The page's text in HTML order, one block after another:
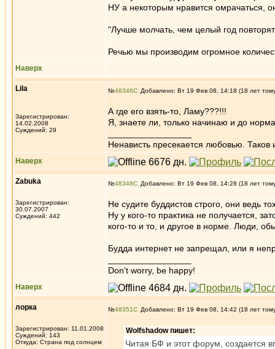
НУ а некоторым нравится омрачаться,
"Лучше молчать, чем целый год
Речью мы производим огромное
Наверх
Lila
Зарегистрирован:
14.02.2008
Суждений: 29
№48346 Добавлено: Вт 19 Фев 08, 14:18 (18 лет
А где его взять-то, Ламу???!!!
Я, знаете ли, только начинаю и до
Ненависть пресекается любовью. Таков
Наверх
Zabuka
Зарегистрирован:
30.07.2007
Суждений: 442
№48348 Добавлено: Вт 19 Фев 08, 14:28 (18 лет
Не судите буддистов строго, они ведь
Ну у кого-то практика не получается,
кого-то и то, и другое в норме. Люди,
Будда интернет не запрещал, или я
Don't worry, be happy!
Наверх
лорка
Зарегистрирован: 11.01.2008
Суждений: 143
Откуда: Страна под солнцем
№48351 Добавлено: Вт 19 Фев 08, 14:42 (18 лет
Wolfshadow пишет:
Читая БФ и этот форум, создается